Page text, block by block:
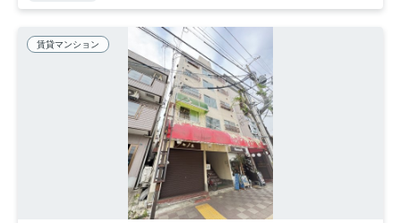
賃貸マンション